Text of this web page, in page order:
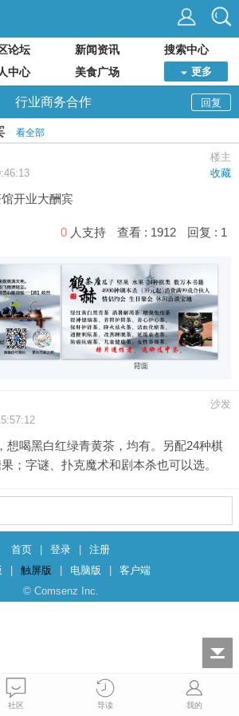
论坛 新闻资讯
搜索中心
中心 美食广场 更多
回复
行业商务合作
看全部
楼主
收藏
开业大酬宾
0 人支持 查看 : 1912 回复 : 1
沙发
想喝黑白红绿青黄茶，均有。另配24种棋
；字谜、扑克魔术和剧本杀也可以选。
首页 登录
注册
触屏版 电脑版
客户端
© Comsenz Inc.
社区 导读 我的